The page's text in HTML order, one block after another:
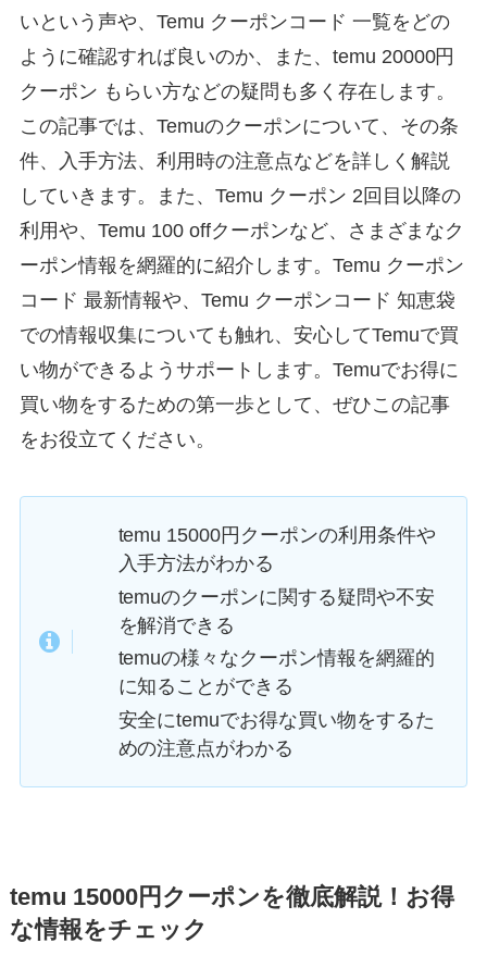
いという声や、Temu クーポンコード 一覧をどの
ように確認すれば良いのか、また、temu 20000円
クーポン もらい方などの疑問も多く存在します。
この記事では、Temuのクーポンについて、その条
件、入手方法、利用時の注意点などを詳しく解説
していきます。また、Temu クーポン 2回目以降の
利用や、Temu 100 offクーポンなど、さまざまなク
ーポン情報を網羅的に紹介します。Temu クーポン
コード 最新情報や、Temu クーポンコード 知恵袋
での情報収集についても触れ、安心してTemuで買
い物ができるようサポートします。Temuでお得に
買い物をするための第一歩として、ぜひこの記事
をお役立てください。
temu 15000円クーポンの利用条件や
入手方法がわかる
temuのクーポンに関する疑問や不安
を解消できる
temuの様々なクーポン情報を網羅的
に知ることができる
安全にtemuでお得な買い物をするた
めの注意点がわかる
temu 15000円クーポンを徹底解説！お得
な情報をチェック